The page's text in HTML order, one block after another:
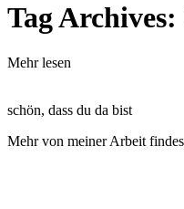
Tag Archives:
Mehr lesen
schön, dass du da bist
Mehr von meiner Arbeit